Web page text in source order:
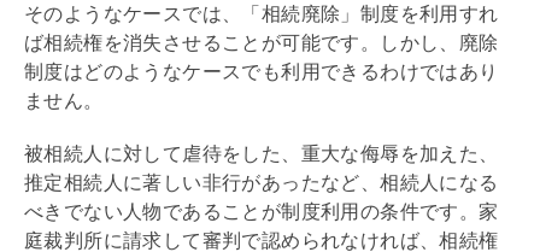
そのようなケースでは、「相続廃除」制度を利用すれ
ば相続権を消失させることが可能です。しかし、廃除
制度はどのようなケースでも利用できるわけではあり
ません。
被相続人に対して虐待をした、重大な侮辱を加えた、
推定相続人に著しい非行があったなど、相続人になる
べきでない人物であることが制度利用の条件です。家
庭裁判所に請求して審判で認められなければ、相続権